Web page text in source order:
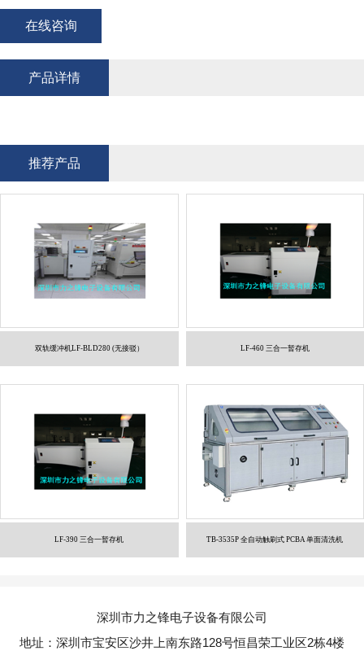
在线咨询
产品详情
推荐产品
双轨缓冲机LF-BLD280 (无接驳） LF-460 三合一暂存机
LF-390 三合一暂存机 TB-3535P 全自动触刷式 PCBA 单面清洗机
深圳市力之锋电子设备有限公司
地址：深圳市宝安区沙井上南东路128号恒昌荣工业区2栋4楼